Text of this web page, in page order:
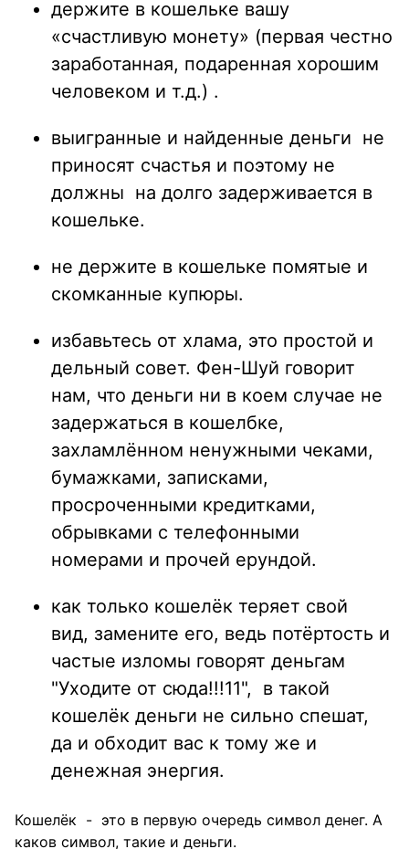
держите в кошельке вашу
«счастливую монету» (первая честно
заработанная, подаренная хорошим
человеком и т.д.) .
выигранные и найденные деньги не
приносят счастья и поэтому не
должны на долго задерживается в
кошельке.
не держите в кошельке помятые и
скомканные купюры.
избавьтесь от хлама, это простой и
дельный совет. Фен-Шуй говорит
нам, что деньги ни в коем случае не
задержаться в кошелбке,
захламлённом ненужными чеками,
бумажками, записками,
просроченными кредитками,
обрывками с телефонными
номерами и прочей ерундой.
как только кошелёк теряет свой
вид, замените его, ведь потёртость и
частые изломы говорят деньгам
"Уходите от сюда!!!11", в такой
кошелёк деньги не сильно спешат,
да и обходит вас к тому же и
денежная энергия.
Кошелёк - это в первую очередь символ денег. А
каков символ, такие и деньги.